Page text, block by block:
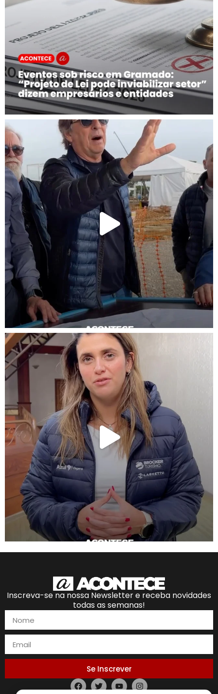
Inscreva-se na nossa Newsletter e receba novidades
todas as semanas!
Se Inscrever